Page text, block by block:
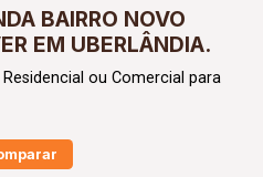
BAIRRO NOVO
EM UBERLÂNDIA.
Residencial ou Comercial para